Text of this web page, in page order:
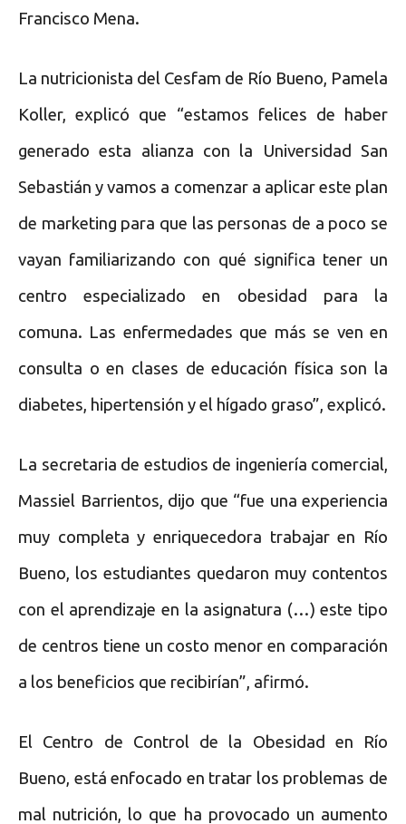
Francisco Mena.
La nutricionista del Cesfam de Río Bueno, Pamela
Koller, explicó que “estamos felices de haber
generado esta alianza con la Universidad San
Sebastián y vamos a comenzar a aplicar este plan
de marketing para que las personas de a poco se
vayan familiarizando con qué significa tener un
centro especializado en obesidad para la
comuna. Las enfermedades que más se ven en
consulta o en clases de educación física son la
diabetes, hipertensión y el hígado graso”, explicó.
La secretaria de estudios de ingeniería comercial,
Massiel Barrientos, dijo que “fue una experiencia
muy completa y enriquecedora trabajar en Río
Bueno, los estudiantes quedaron muy contentos
con el aprendizaje en la asignatura (…) este tipo
de centros tiene un costo menor en comparación
a los beneficios que recibirían”, afirmó.
El Centro de Control de la Obesidad en Río
Bueno, está enfocado en tratar los problemas de
mal nutrición, lo que ha provocado un aumento